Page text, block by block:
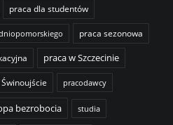
praca dla studentów
praca sezonowa
praca w Szczecinie
pracodawcy
bezrobocia studia